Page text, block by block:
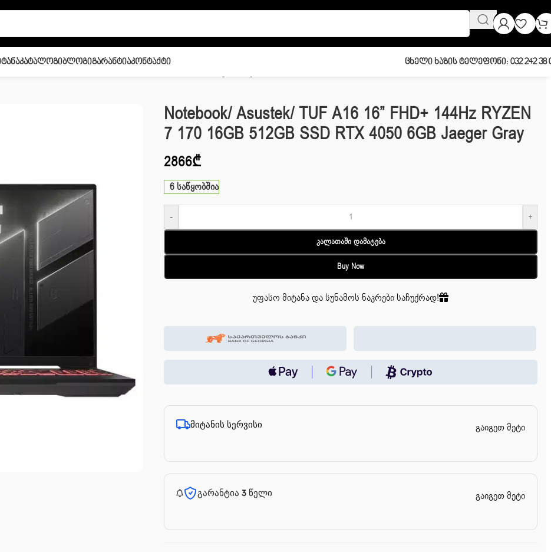
ᲙატალოგიᲑლოგიᲒარანტიაᲙონტაქტი Ცხელი Ხაზის Ტელეფონი: 032 242 38
Notebook/ Asustek/ TUF A16 16” FHD+ 144Hz RYZEN
7 170 16GB 512GB SSD RTX 4050 6GB Jaeger Gray
2866₾
6 საწყობშია
- +
Კალათაში Დამატება
Buy Now
უფასო მიტანა და სუნამოს ნაკრები საჩუქრად!
მიტანის სერვისი გაიგეთ მეტი
გარანტია 3 წელი გაიგეთ მეტი